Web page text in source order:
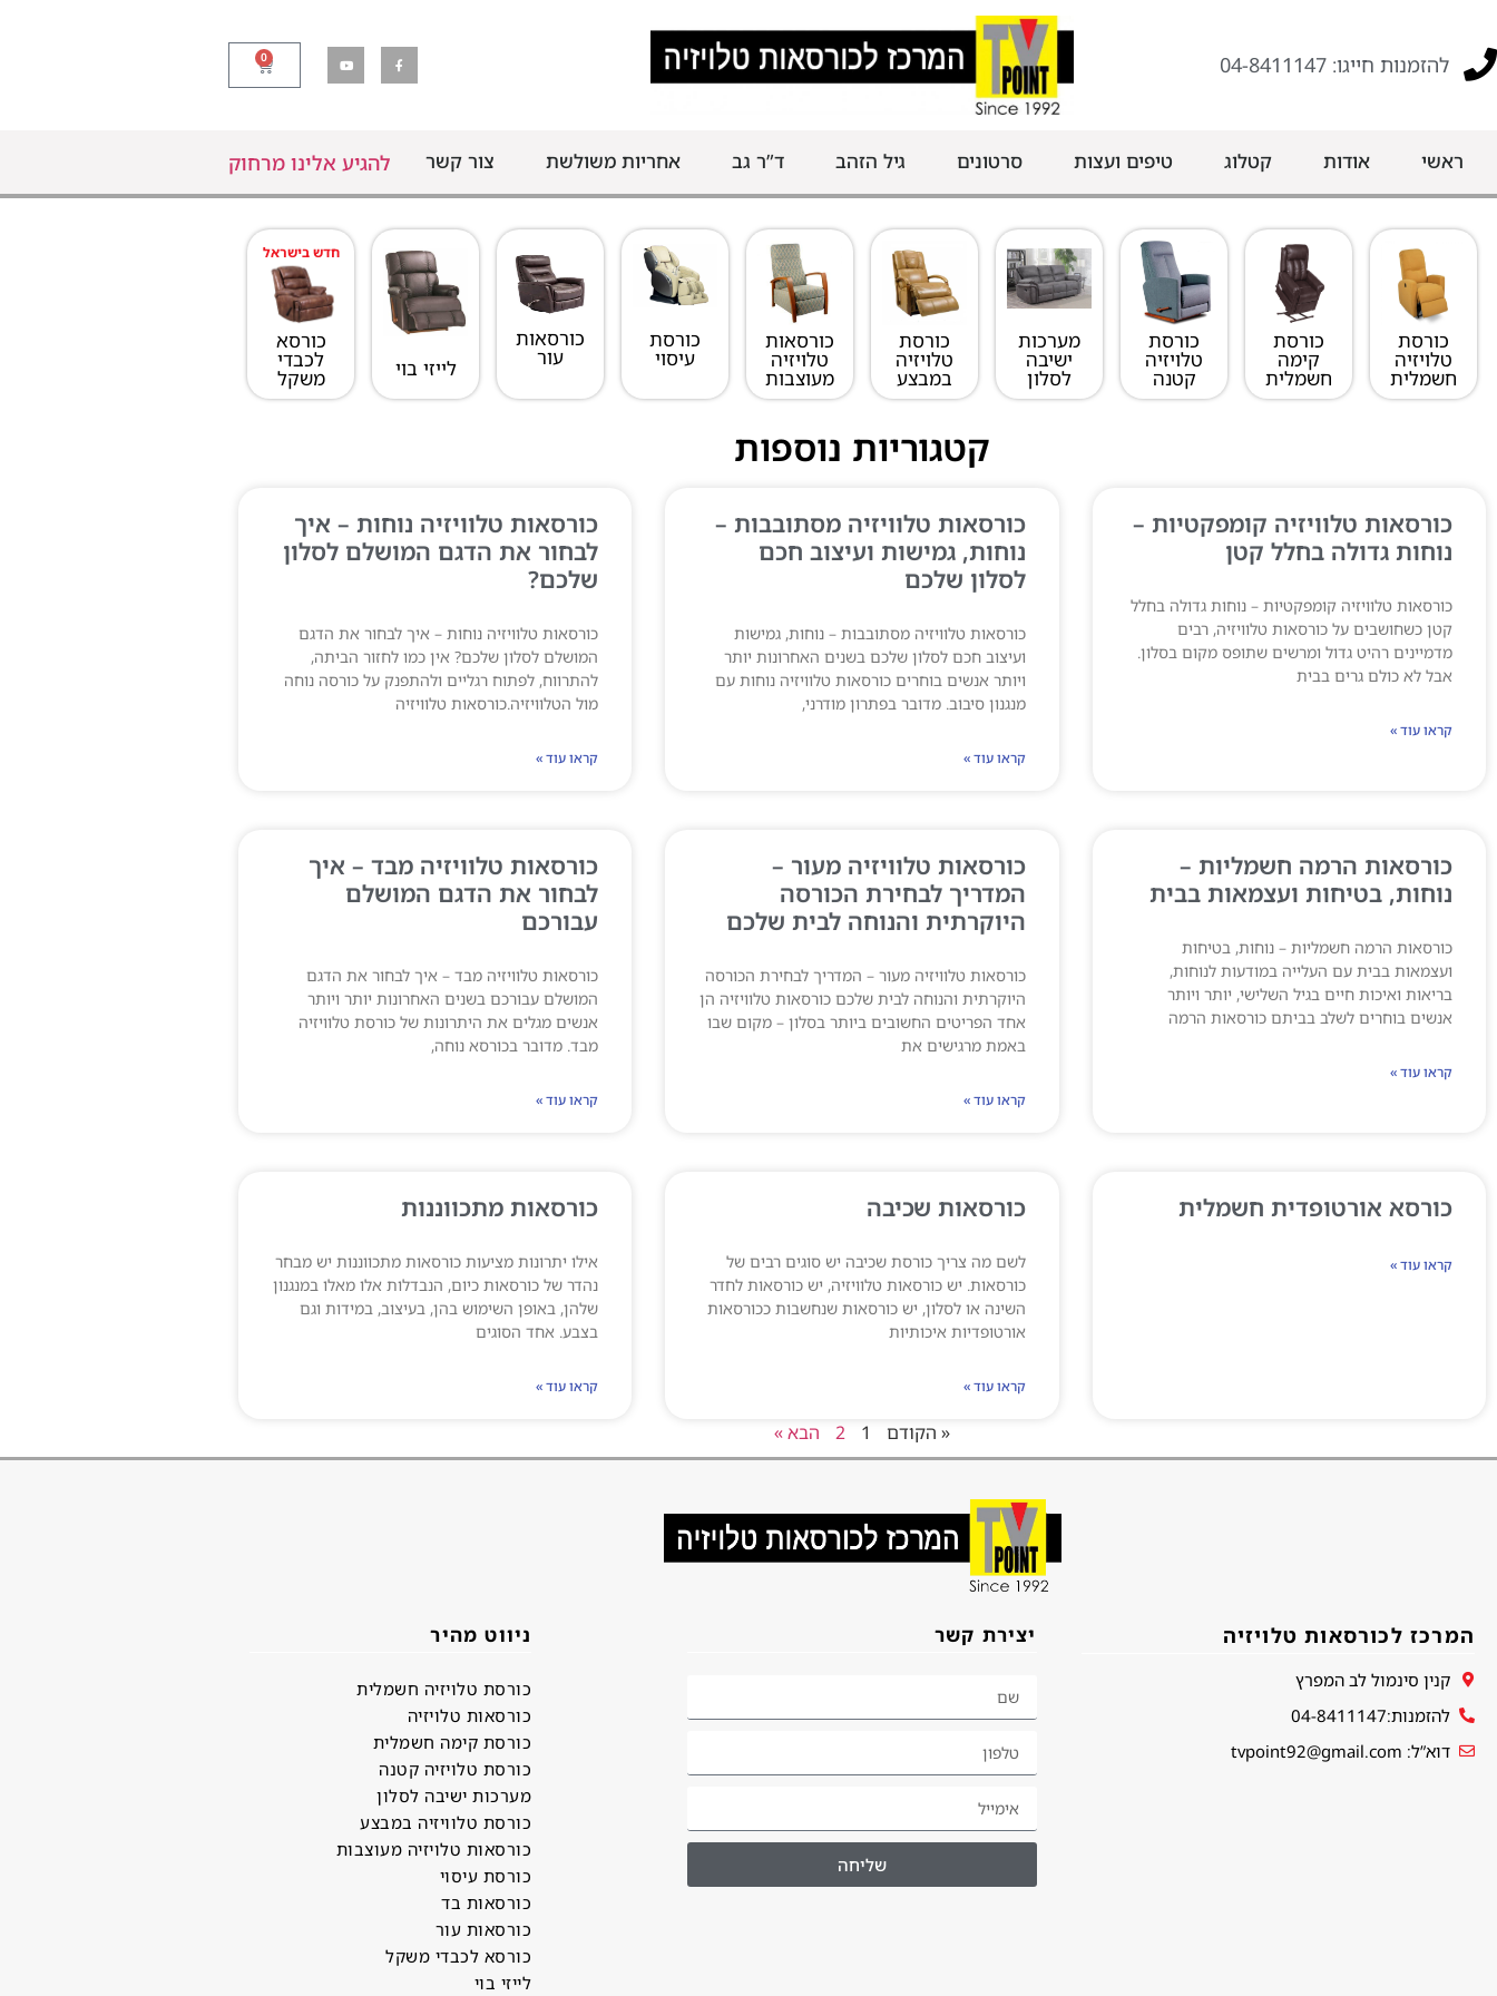
להזמנות חייגו: 04-8411147 0
ראשי אודות קטלוג טיפים ועצות סרטונים גיל הזהב ד”ר גב אחריות משולשת צור קשר להגיע אלינו מרחוק
כורסת
טלויזיה
חשמלית
כורסת
קימה
חשמלית
כורסת
טלויזיה
קטנה
מערכות
ישיבה
לסלון
כורסת
טלויזיה
במבצע
כורסאות
טלויזיה
מעוצבות
כורסת
עיסוי
כורסאות
עור לייזי בוי
חדש בישראל
כורסא
לכבדי
משקל
קטגוריות נוספות
כורסאות טלוויזיה קומפקטיות –
נוחות גדולה בחלל קטן
כורסאות טלוויזיה קומפקטיות – נוחות גדולה בחלל
קטן כשחושבים על כורסאות טלוויזיה, רבים
מדמיינים רהיט גדול ומרשים שתופס מקום בסלון.
אבל לא כולם גרים בבית
קראו עוד »
כורסאות טלוויזיה מסתובבות –
נוחות, גמישות ועיצוב חכם
לסלון שלכם
כורסאות טלוויזיה מסתובבות – נוחות, גמישות
ועיצוב חכם לסלון שלכם בשנים האחרונות יותר
ויותר אנשים בוחרים כורסאות טלוויזיה נוחות עם
מנגנון סיבוב. מדובר בפתרון מודרני,
קראו עוד »
כורסאות טלוויזיה נוחות – איך
לבחור את הדגם המושלם לסלון
שלכם?
כורסאות טלוויזיה נוחות – איך לבחור את הדגם
המושלם לסלון שלכם? אין כמו לחזור הביתה,
להתרווח, לפתוח רגליים ולהתפנק על כורסה נוחה
מול הטלוויזיה.כורסאות טלוויזיה
קראו עוד »
כורסאות הרמה חשמליות –
נוחות, בטיחות ועצמאות בבית
כורסאות הרמה חשמליות – נוחות, בטיחות
ועצמאות בבית עם העלייה במודעות לנוחות,
בריאות ואיכות חיים בגיל השלישי, יותר ויותר
אנשים בוחרים לשלב בביתם כורסאות הרמה
קראו עוד »
כורסאות טלוויזיה מעור –
המדריך לבחירת הכורסה
היוקרתית והנוחה לבית שלכם
כורסאות טלוויזיה מעור – המדריך לבחירת הכורסה
היוקרתית והנוחה לבית שלכם כורסאות טלוויזיה הן
אחד הפריטים החשובים ביותר בסלון – מקום שבו
באמת מרגישים את
קראו עוד »
כורסאות טלוויזיה מבד – איך
לבחור את הדגם המושלם
עבורכם
כורסאות טלוויזיה מבד – איך לבחור את הדגם
המושלם עבורכם בשנים האחרונות יותר ויותר
אנשים מגלים את היתרונות של כורסת טלוויזיה
מבד. מדובר בכורסא נוחה,
קראו עוד »
כורסא אורטופדית חשמלית
קראו עוד »
כורסאות שכיבה
לשם מה צריך כורסת שכיבה יש סוגים רבים של
כורסאות. יש כורסאות טלוויזיה, יש כורסאות לחדר
השינה או לסלון, יש כורסאות שנחשבות ככורסאות
אורטופדיות איכותיות
קראו עוד »
כורסאות מתכווננות
אילו יתרונות מציעות כורסאות מתכווננות יש מבחר
נהדר של כורסאות כיום, הנבדלות אלו מאלו במנגנון
שלהן, באופן השימוש בהן, בעיצוב, במידות וגם
בצבע. אחד הסוגים
קראו עוד »
« הקודם 1
2 הבא »
המרכז לכורסאות טלויזיה
קנין סינמול לב המפרץ
להזמנות:04-8411147
דוא”ל: tvpoint92@gmail.com
יצירת קשר
שליחה
ניווט מהיר
כורסת טלויזיה חשמלית
כורסאות טלויזיה
כורסת קימה חשמלית
כורסת טלויזיה קטנה
מערכות ישיבה לסלון
כורסת טלוויזיה במבצע
כורסאות טלויזיה מעוצבות
כורסת עיסוי
כורסאות בד
כורסאות עור
כורסא לכבדי משקל
לייזי בוי